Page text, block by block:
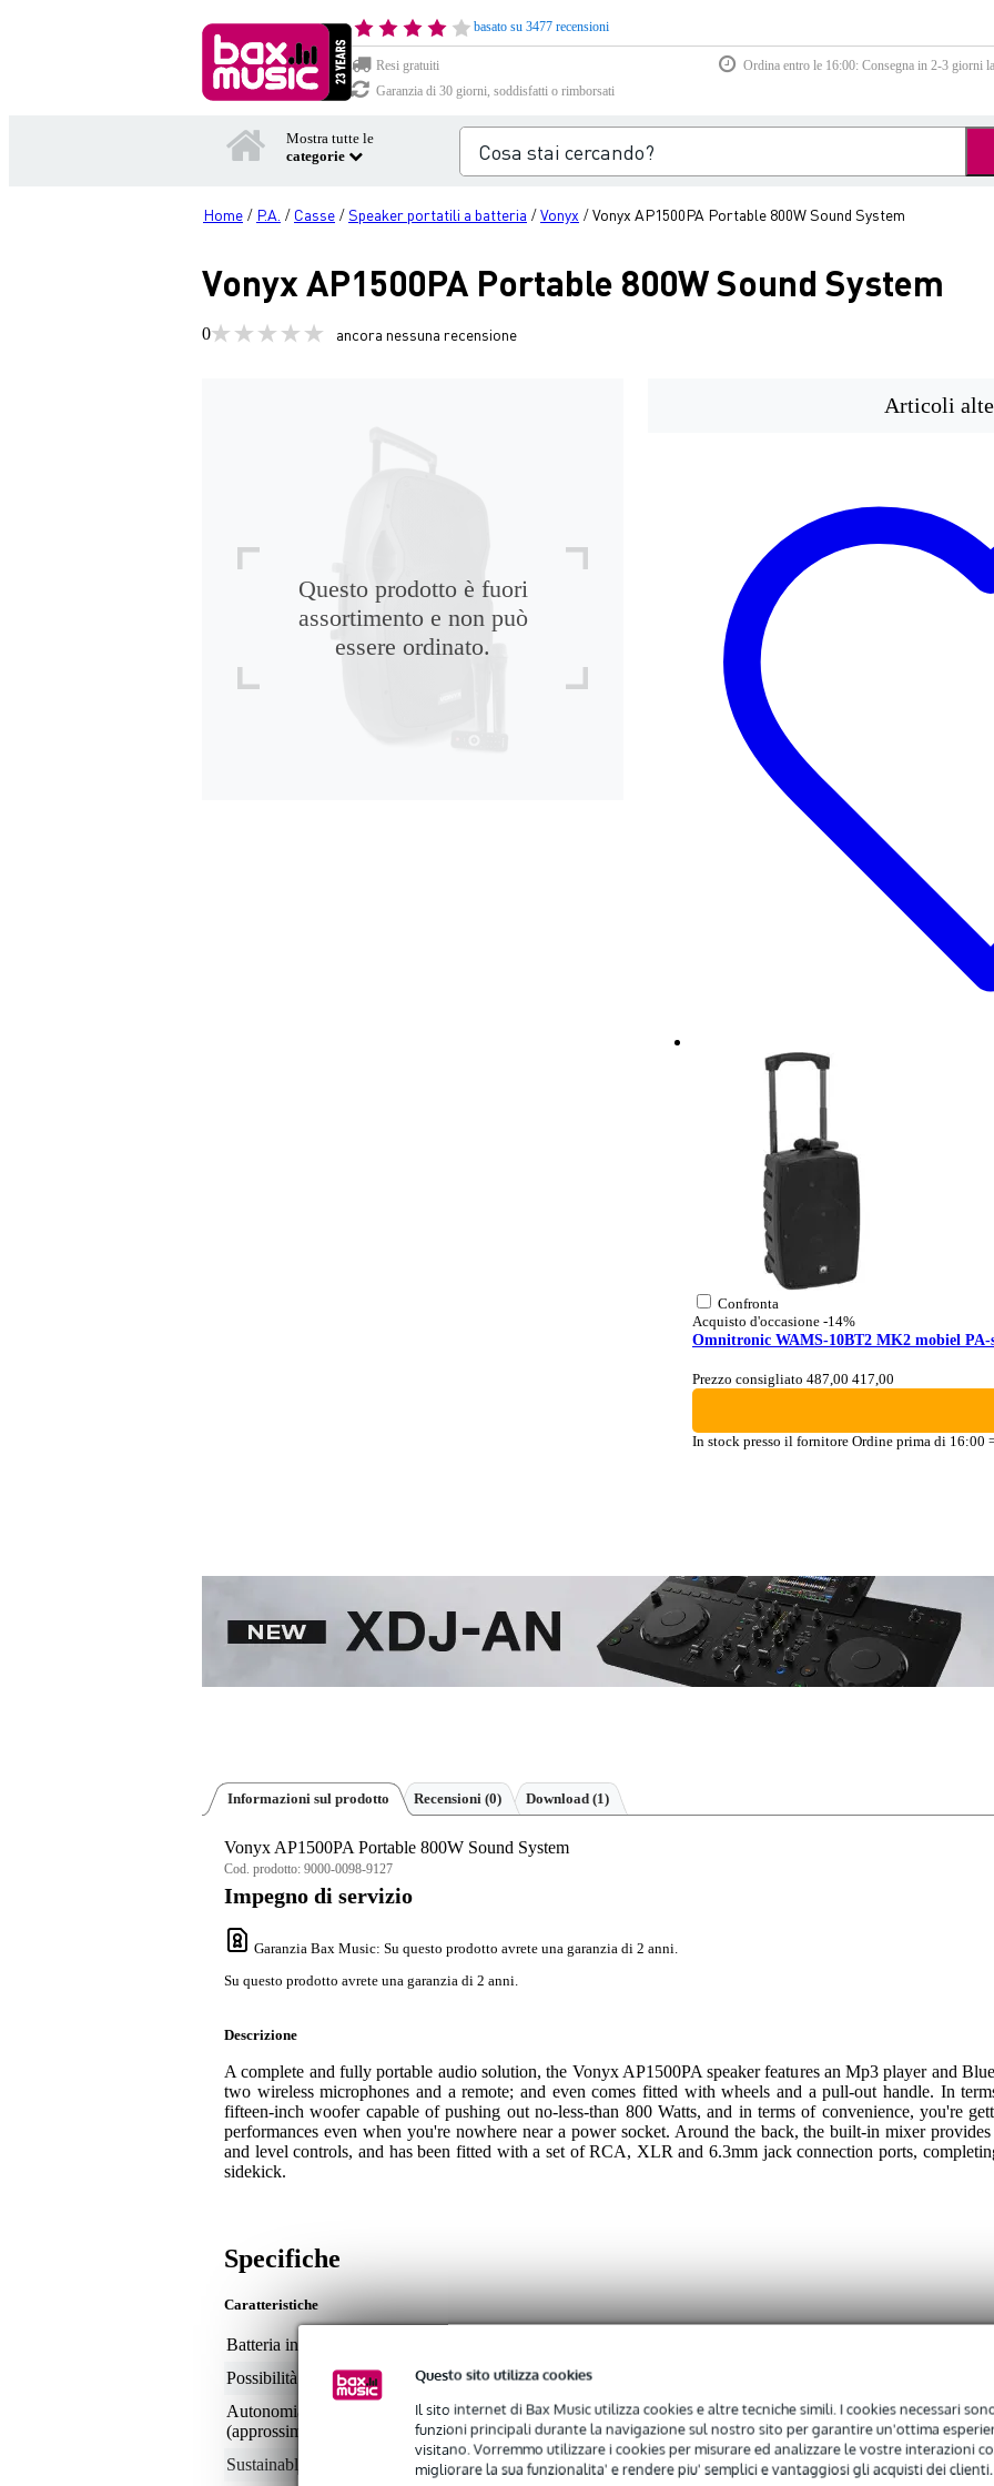
Questo sito utilizza cookies
Il sito internet di Bax Music utilizza cookies e altre tecniche simili. I cookies necessari
funzioni principali durante la navigazione sul nostro sito per garantire un'ottima
visitano. Vorremmo utilizzare i cookies per misurare ed analizzare le vostre interazioni
migliorare la sua funzionalita' e rendere piu' semplici e vantaggiosi gli acquisti dei clienti.
basato su 3477 recensioni
Resi gratuiti
Ordina entro le 16:00: Consegna in 2-3 giorni
Garanzia di 30 giorni, soddisfatti o rimborsati
Mostra tutte le
categorie
Home / P.A. / Casse /Speaker portatili a batteria /Vonyx /Vonyx AP1500PA Portable 800W Sound System
Vonyx AP1500PA Portable 800W Sound System
0 ancora nessuna recensione
Questo prodotto è fuori
assortimento e non può
essere ordinato.
Articoli
Confronta
Acquisto d'occasione -14%
Omnitronic WAMS-10BT2 MK2 mobiel PA-
Prezzo consigliato 487,00 417,00
In stock presso il fornitore Ordine prima di 16:00
Informazioni sul prodotto Recensioni (0) Download (1)
Vonyx AP1500PA Portable 800W Sound System
Cod. prodotto: 9000-0098-9127
Impegno di servizio
Garanzia Bax Music: Su questo prodotto avrete una garanzia di 2 anni.
Su questo prodotto avrete una garanzia di 2 anni.
Descrizione
A complete and fully portable audio solution, the Vonyx AP1500PA speaker features an Mp3 player and
two wireless microphones and a remote; and even comes fitted with wheels and a pull-out handle. In
fifteen-inch woofer capable of pushing out no-less-than 800 Watts, and in terms of convenience, you're
performances even when you're nowhere near a power socket. Around the back, the built-in mixer
and level controls, and has been fitted with a set of RCA, XLR and 6.3mm jack connection ports,
sidekick.
Specifiche
Caratteristiche
Batteria inclusa
Possibilità di riproduzione
Bluetooth, USB, scheda SD
Autonomia batteria
(approssimativa)
non specificato
Sustainable product
not specified